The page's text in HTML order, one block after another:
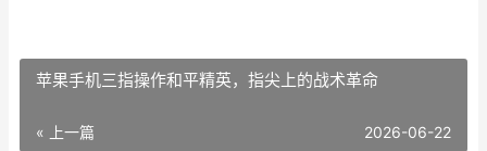
苹果手机三指操作和平精英，指尖上的战术革命
« 上一篇 2026-06-22